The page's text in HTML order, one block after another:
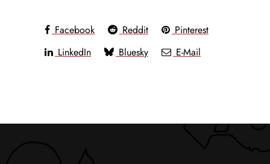
Facebook Reddit
Pinterest
LinkedIn
Bluesky E-Mail